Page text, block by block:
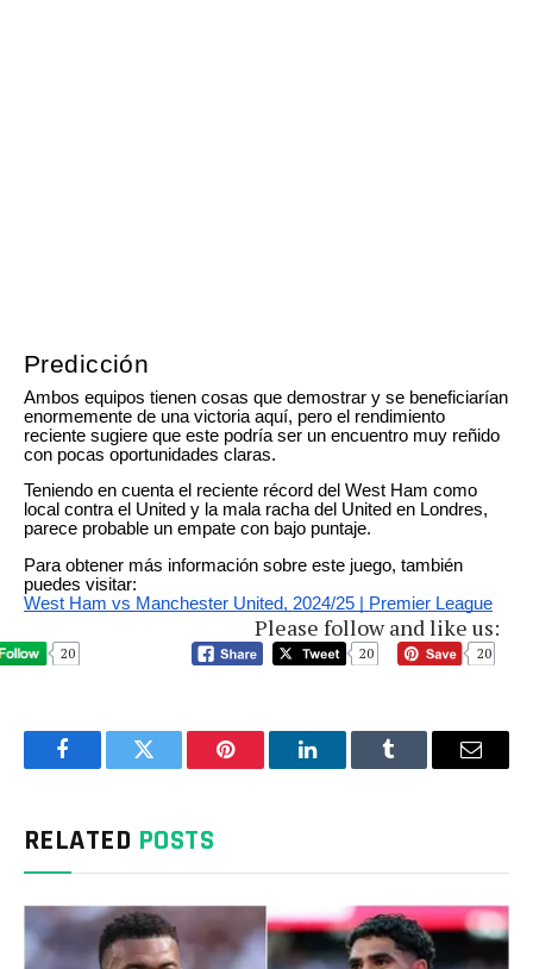
Predicción
Ambos equipos tienen cosas que demostrar y se beneficiarían
enormemente de una victoria aquí, pero el rendimiento
reciente sugiere que este podría ser un encuentro muy reñido
con pocas oportunidades claras.
Teniendo en cuenta el reciente récord del West Ham como
local contra el United y la mala racha del United en Londres,
parece probable un empate con bajo puntaje.
Para obtener más información sobre este juego, también
puedes visitar:
West Ham vs Manchester United, 2024/25 | Premier League
Please follow and like us:
20 20 20
FacebookTwitter Pinterest LinkedInTumblr Email
RELATED POSTS